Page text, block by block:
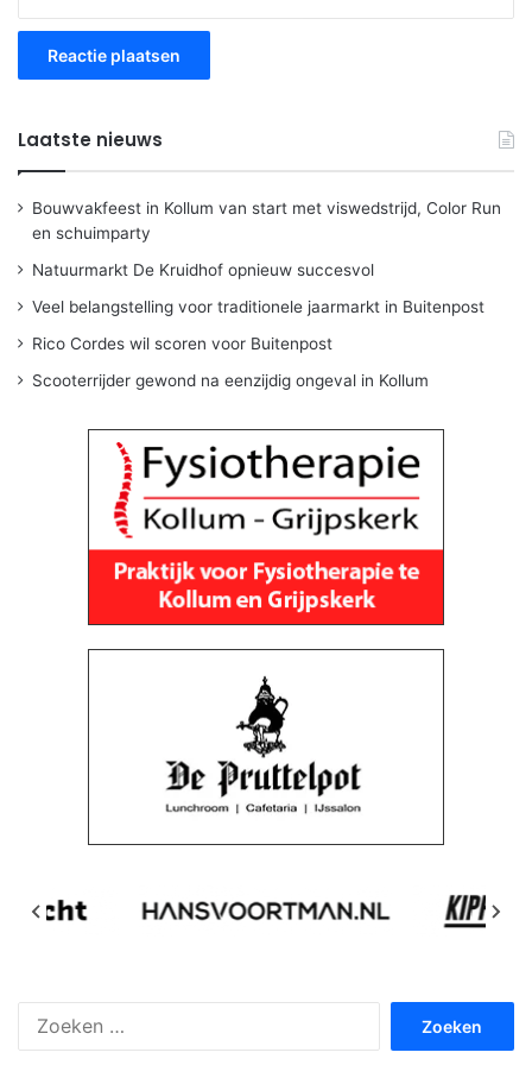
Laatste nieuws
Bouwvakfeest in Kollum van start met viswedstrijd, Color Run
en schuimparty
Natuurmarkt De Kruidhof opnieuw succesvol
Veel belangstelling voor traditionele jaarmarkt in Buitenpost
Rico Cordes wil scoren voor Buitenpost
Scooterrijder gewond na eenzijdig ongeval in Kollum